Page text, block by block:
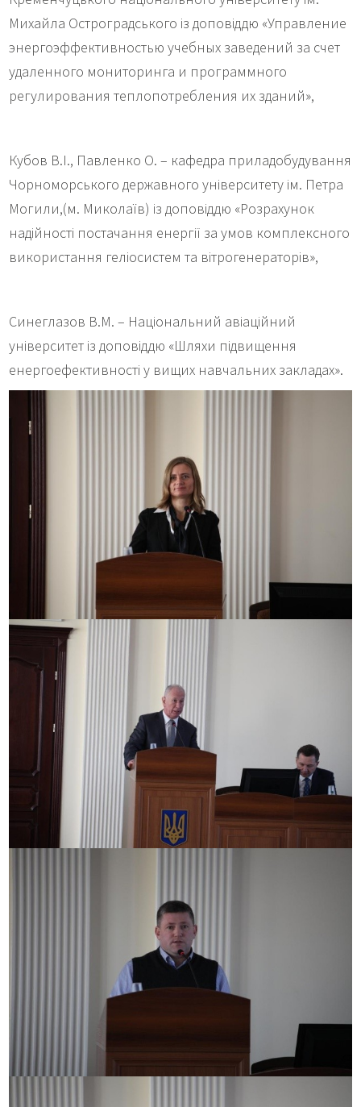
Михайла Остроградського із доповіддю «Управление
энергоэффективностью учебных заведений за счет
удаленного мониторинга и программного
регулирования теплопотребления их зданий»,
Кубов В.І., Павленко О. – кафедра приладобудування
Чорноморського державного університету ім. Петра
Могили,(м. Миколаїв) із доповіддю «Розрахунок
надійності постачання енергії за умов комплексного
використання геліосистем та вітрогенераторів»,
Синеглазов В.М. – Національний авіаційний
університет із доповіддю «Шляхи підвищення
енергоефективності у вищих навчальних закладах».